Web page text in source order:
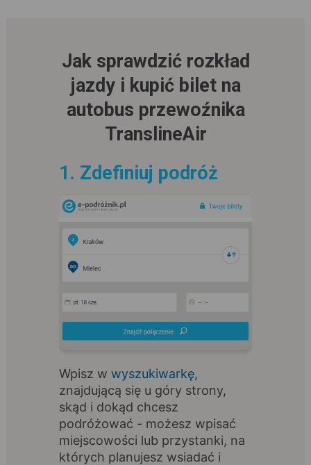
Jak sprawdzić rozkład
jazdy i kupić bilet na
autobus przewoźnika
TranslineAir
1. Zdefiniuj podróż
Wpisz w wyszukiwarkę,
znajdującą się u góry strony,
skąd i dokąd chcesz
podróżować - możesz wpisać
miejscowości lub przystanki, na
których planujesz wsiadać i